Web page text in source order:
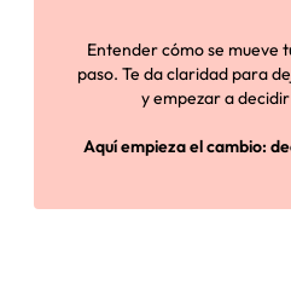
Entender cómo se mueve
paso. Te da claridad para
y empezar a
Aquí empieza el cambio: